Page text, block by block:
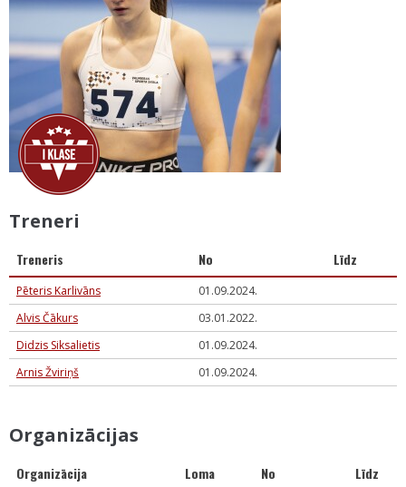
Treneri
Treneris No Līdz
Pēteris Karlivāns
01.09.2024.
Alvis Čākurs
03.01.2022.
Didzis Siksalietis
01.09.2024.
Arnis Žviriņš
01.09.2024.
Organizācijas
Organizācija Loma No Līdz